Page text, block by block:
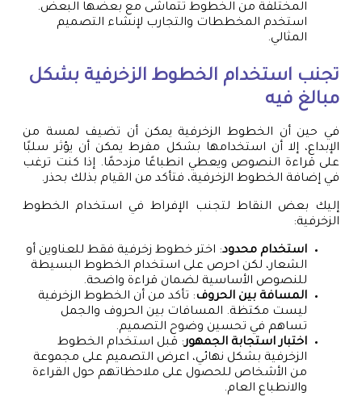
المختلفة من الخطوط تتماشى مع بعضها البعض.
استخدم المخططات والتجارب لإنشاء التصميم
المثالي.
تجنب استخدام الخطوط الزخرفية بشكل
مبالغ فيه
في حين أن الخطوط الزخرفية يمكن أن تضيف لمسة من
الإبداع، إلا أن استخدامها بشكل مفرط يمكن أن يؤثر سلبًا
على قراءة النصوص ويعطي انطباعًا مزدحمًا. إذا كنت ترغب
في إضافة الخطوط الزخرفية، فتأكد من القيام بذلك بحذر.
إليك بعض النقاط لتجنب الإفراط في استخدام الخطوط
الزخرفية:
استخدام محدود: اختر خطوط زخرفية فقط للعناوين أو
الشعار، لكن احرص على استخدام الخطوط البسيطة
للنصوص الأساسية لضمان قراءة واضحة.
المسافة بين الحروف: تأكد من أن الخطوط الزخرفية
ليست مكتظة. المسافات بين الحروف والجمل
تساهم في تحسين وضوح التصميم.
اختبار استجابة الجمهور: قبل استخدام الخطوط
الزخرفية بشكل نهائي، اعرض التصميم على مجموعة
من الأشخاص للحصول على ملاحظاتهم حول القراءة
والانطباع العام.